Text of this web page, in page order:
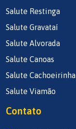
Salute Restinga
Salute Gravataí
Salute Alvorada
Salute Canoas
Salute Cachoeirinha
Salute Viamão
Contato